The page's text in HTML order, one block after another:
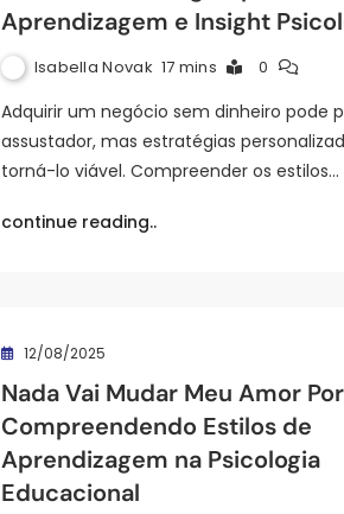
Aprendizagem e Insight
Isabella Novak 17 mins 0
Adquirir um negócio sem dinheiro pode
assustador, mas estratégias
torná-lo viável. Compreender os estilos…
continue reading..
12/08/2025
Nada Vai Mudar Meu Amor
Compreendendo Estilos de
Aprendizagem na Psicologia
Educacional